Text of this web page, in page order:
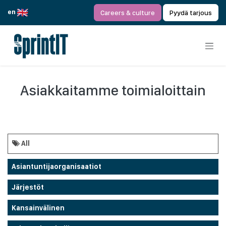
en
Careers & culture Pyydä tarjous
Asiakkaitamme toimialoittain
All
Asiantuntijaorganisaatiot
Järjestöt
Kansainvälinen